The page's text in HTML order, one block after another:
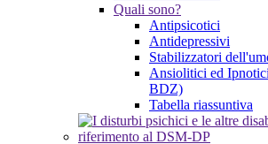
Quali sono?
Antipsicotici
Antidepressivi
Stabilizzatori
Ansiolitici ed
BDZ)
Tabella riassuntiva